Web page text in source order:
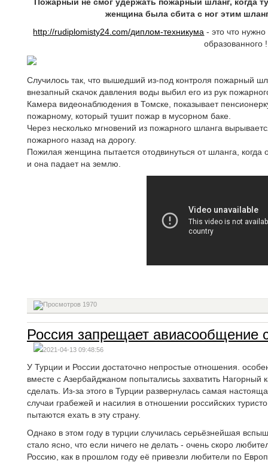
женщина была сбита с ног этим
http://rudiplomisty24.com/диплом-техникума - это что
образованного !
Случилось так, что вышедший из-под контроля пожарный
внезапный скачок давления воды выбил его из рук
Камера видеонаблюдения в Томске, показывает
пожарному, который тушит пожар в мусорном баке.
Через несколько мгновений из пожарного шланга
пожарного назад на дорогу.
Пожилая женщина пытается отодвинуться от шланга,
и она падает на землю.
1970
Россия запрещает авиасообщение
2021-04-13 09:48:56
У Турции и России достаточно непростые отношения.
вместе с Азербайджаном попыталисьь захватить
сделать. Из-за этого в Турции развернулась самая
случаи грабежей и насилия в отношении российских
пытаются ехать в эту страну.
Однако в этом году в турции случилась серьёзнейшая
стало ясно, что если ничего не делать - очень скоро
Россию, как в прошлом году её привезли любители по